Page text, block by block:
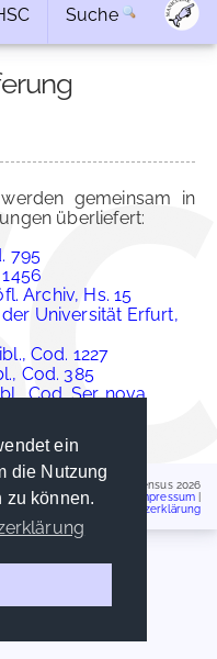
ein
die Nutzung
zu können.
Suche
werden gemeinsam in
überliefert:
795
Archiv, Hs. 15
Universität Erfurt,
Cod. 1227
Cod. 385
Cod. Ser. nova
Handschriftencensus 2026
Impressum
Datenschutzerklärung